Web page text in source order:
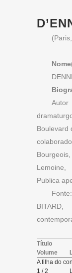
Autor
Boulevard
Publica
Fonte:
Título
Volume
A filha do
1 / 2